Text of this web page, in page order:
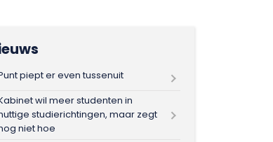
piept er even tussenuit
wil meer studenten in
studierichtingen, maar zegt
niet hoe